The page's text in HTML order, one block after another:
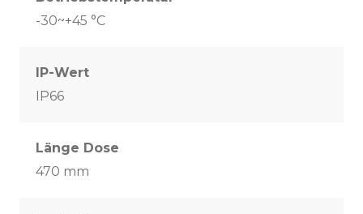
-30~+45 °C
IP-Wert
IP66
Länge Dose
470 mm